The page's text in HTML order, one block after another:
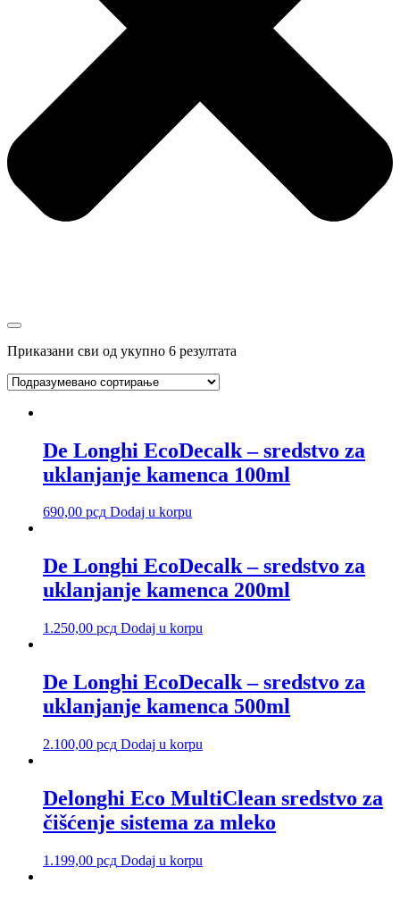
Приказани сви од укупно 6 резултата
De Longhi EcoDecalk – sredstvo za
uklanjanje kamenca 100ml
690,00 рсд Dodaj u korpu
De Longhi EcoDecalk – sredstvo za
uklanjanje kamenca 200ml
1.250,00 рсд Dodaj u korpu
De Longhi EcoDecalk – sredstvo za
uklanjanje kamenca 500ml
2.100,00 рсд Dodaj u korpu
Delonghi Eco MultiClean sredstvo za
čišćenje sistema za mleko
1.199,00 рсд Dodaj u korpu